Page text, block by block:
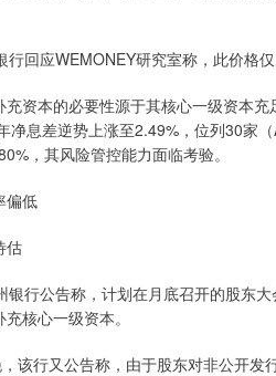
应WEMONEY研究室称，此价格仅
本的必要性源于其核心一级资本充
净息差逆势上涨至2.49%，位列30家
，其风险管控能力面临考验。
低
估
行公告称，计划在月底召开的股东大
核心一级资本。
行又公告称，由于股东对非公开发